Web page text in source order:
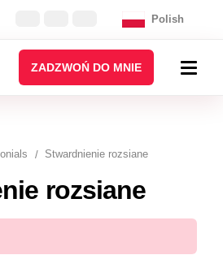
Polish
ZADZWOŃ DO MNIE
Stwardnienie rozsiane
rozsiane